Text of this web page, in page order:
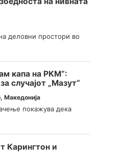
деловни простори во
капа на РКМ“:
случајот „Мазут“
,Македонија
покажува дека
Карингтон и